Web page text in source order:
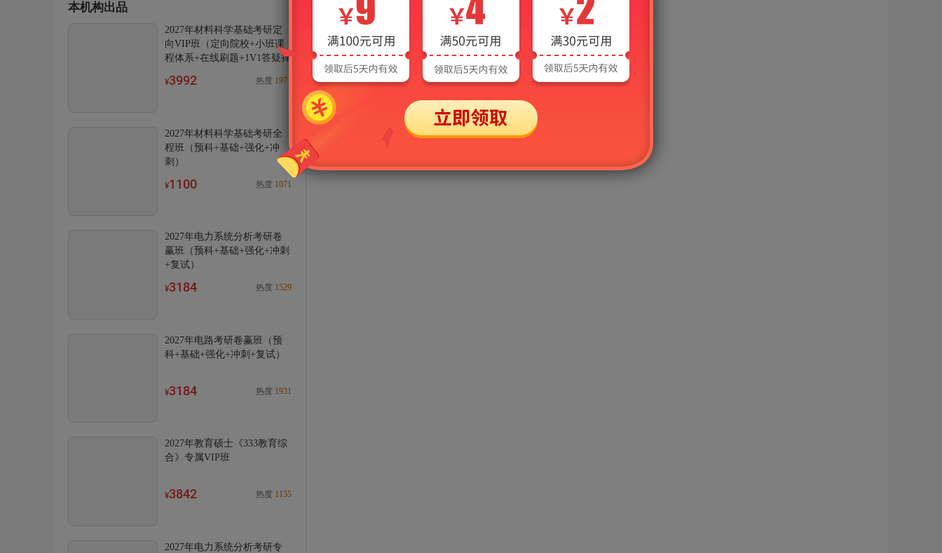
本机构出品
2027年材料科学基础考研定
向VIP班（定向院校+小班课
程体系+在线刷题+1V1答疑择
¥3992 热度 1971
2027年材料科学基础考研全
程班（预科+基础+强化+冲
刺）
¥1100 热度 1071
2027年电力系统分析考研卷
赢班（预科+基础+强化+冲刺
+复试）
¥3184 热度 1529
2027年电路考研卷赢班（预
科+基础+强化+冲刺+复试）
¥3184 热度 1931
2027年教育硕士《333教育综
合》专属VIP班
¥3842 热度 1155
2027年电力系统分析考研专